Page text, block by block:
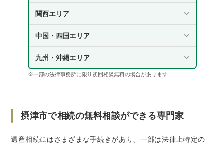
関西エリア
中国・四国エリア
九州・沖縄エリア
※一部の法律事務所に限り初回相談無料の場合があります
摂津市で相続の無料相談ができる専門家
遺産相続にはさまざまな手続きがあり、一部は法律上特定の